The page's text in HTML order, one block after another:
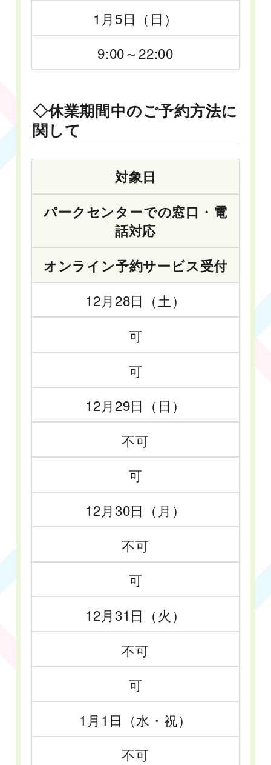
1月5日（日）
9:00～22:00
◇休業期間中のご予約方法に
関して
対象日
パークセンターでの窓口・電
話対応
オンライン予約サービス受付
12月28日（土）
可
可
12月29日（日）
不可
可
12月30日（月）
不可
可
12月31日（火）
不可
可
1月1日（水・祝）
不可